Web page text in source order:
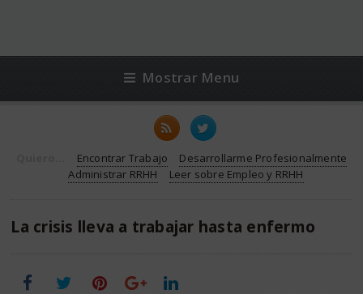
Mostrar Menu
Encontrar Trabajo
Desarrollarme Profesionalmente
Administrar RRHH
Leer sobre Empleo y RRHH
La crisis lleva a trabajar hasta enfermo